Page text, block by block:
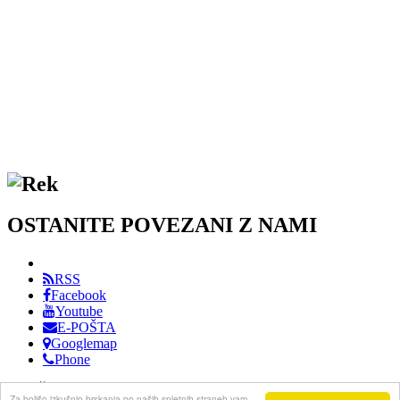
OSTANITE POVEZANI Z NAMI
RSS
Facebook
Youtube
E-POŠTA
Googlemap
Phone
DRUŠTVO PRIJATELJEV GLASBE KOPER / VSE PRAVICE